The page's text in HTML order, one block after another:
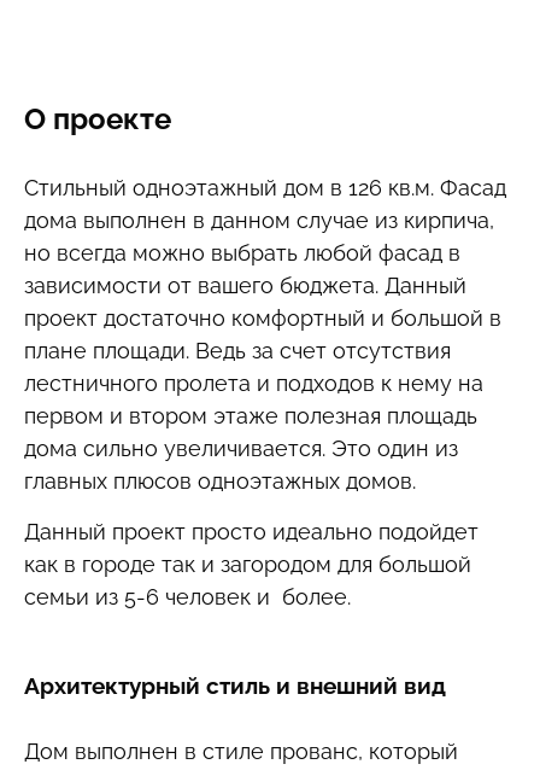
О проекте
Стильный одноэтажный дом в 126 кв.м. Фасад
дома выполнен в данном случае из кирпича,
но всегда можно выбрать любой фасад в
зависимости от вашего бюджета. Данный
проект достаточно комфортный и большой в
плане площади. Ведь за счет отсутствия
лестничного пролета и подходов к нему на
первом и втором этаже полезная площадь
дома сильно увеличивается. Это один из
главных плюсов одноэтажных домов.
Данный проект просто идеально подойдет
как в городе так и загородом для большой
семьи из 5-6 человек и более.
Архитектурный стиль и внешний вид
Дом выполнен в стиле прованс, который